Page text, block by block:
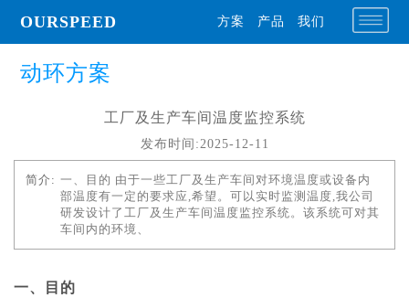
OURSPEED 方案 产品 我们
动环方案
工厂及生产车间温度监控系统
发布时间:2025-12-11
简介: 一、目的 由于一些工厂及生产车间对环境温度或设备内
部温度有一定的要求应,希望。可以实时监测温度,我公司
研发设计了工厂及生产车间温度监控系统。该系统可对其
车间内的环境、
一、目的